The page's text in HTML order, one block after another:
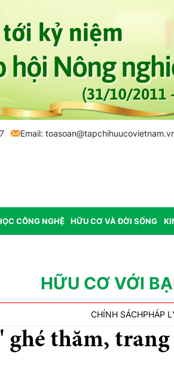
Email:
CÔNG NGHỆ HỮU CƠ VÀ ĐỜI SỐNG
HỮU CƠ VỚI
CHÍNH SÁCHPHÁP
ghé thăm,